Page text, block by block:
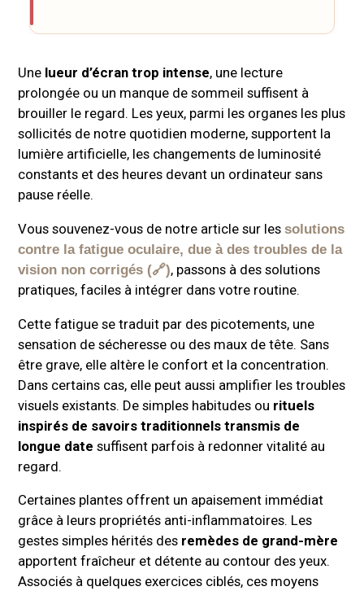
Une lueur d’écran trop intense, une lecture
prolongée ou un manque de sommeil suffisent à
brouiller le regard. Les yeux, parmi les organes les plus
sollicités de notre quotidien moderne, supportent la
lumière artificielle, les changements de luminosité
constants et des heures devant un ordinateur sans
pause réelle.
Vous souvenez-vous de notre article sur lessolutions
contre la fatigue oculaire, due à des troubles de la
vision non corrigés
, passons à des solutions
pratiques, faciles à intégrer dans votre routine.
Cette fatigue se traduit par des picotements, une
sensation de sécheresse ou des maux de tête. Sans
être grave, elle altère le confort et la concentration.
Dans certains cas, elle peut aussi amplifier les troubles
visuels existants. De simples habitudes ou rituels
inspirés de savoirs traditionnels transmis de
longue date suffisent parfois à redonner vitalité au
regard.
Certaines plantes offrent un apaisement immédiat
grâce à leurs propriétés anti-inflammatoires. Les
gestes simples hérités des remèdes de grand-mère
apportent fraîcheur et détente au contour des yeux.
Associés à quelques exercices ciblés, ces moyens